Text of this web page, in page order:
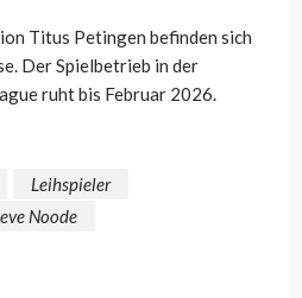
Titus Petingen befinden sich
Der Spielbetrieb in der
ruht bis Februar 2026.
Leihspieler
Noode